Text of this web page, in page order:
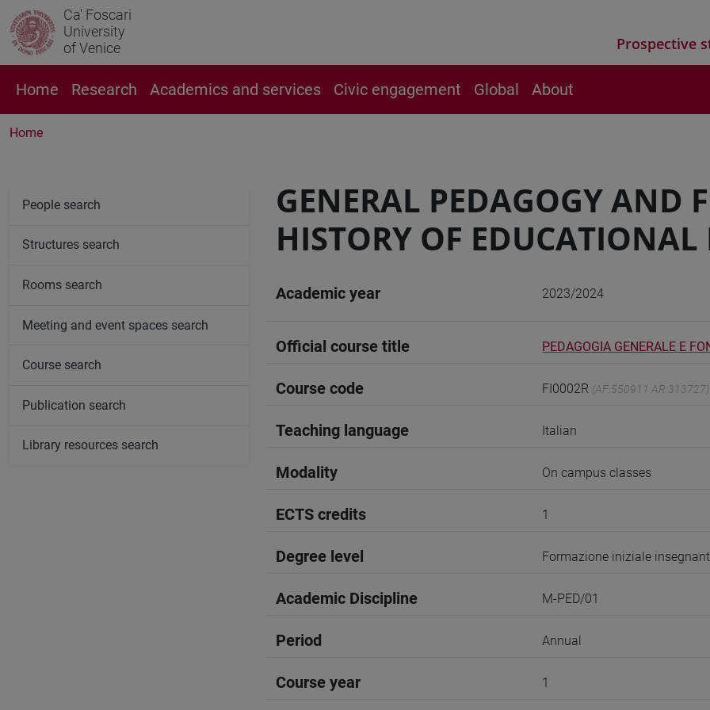
Ca' Foscari
University
of Venice
Prospective
Home Research Academics and services Civic engagement Global About
Home
GENERAL PEDAGOGY AND
HISTORY OF
Academic year 2023/2024
Official course title PEDAGOGIA GENERALE E
Course code FI0002R (AF:550911 AR:313727)
Teaching language Italian
Modality On campus classes
ECTS credits 1
Degree level Formazione iniziale
Academic Discipline M-PED/01
Period Annual
Course year 1
People search
Structures search
Rooms search
Meeting and event spaces search
Course search
Publication search
Library resources search